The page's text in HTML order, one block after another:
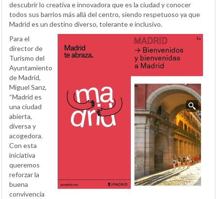
descubrir lo creativa e innovadora que es la ciudad y conocer
todos sus barrios más allá del centro, siendo respetuoso ya que
Madrid es un destino diverso, tolerante e inclusivo.
Para el
director de
Turismo del
Ayuntamiento
de Madrid,
Miguel Sanz,
“Madrid es
una ciudad
abierta,
diversa y
acogedora.
Con esta
iniciativa
queremos
reforzar la
buena
convivencia